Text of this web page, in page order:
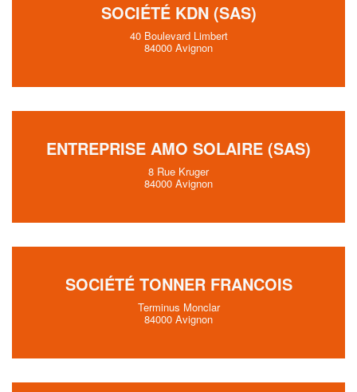
SOCIÉTÉ KDN (SAS)
40 Boulevard Limbert
84000 Avignon
ENTREPRISE AMO SOLAIRE (SAS)
8 Rue Kruger
84000 Avignon
SOCIÉTÉ TONNER FRANCOIS
Terminus Monclar
84000 Avignon